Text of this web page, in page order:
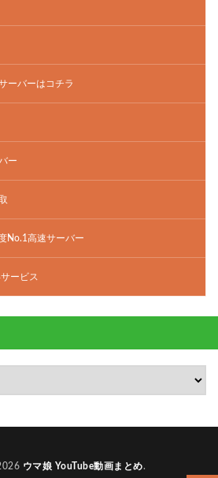
ーバーはコチラ
ー
No.1高速サーバー
ービス
ウマ娘 YouTube動画まとめ.